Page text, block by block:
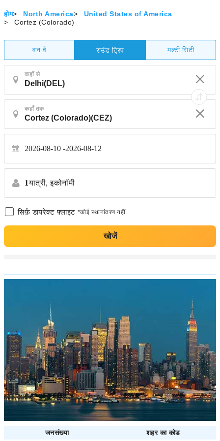
होम> North America>
United States of America
>
Cortez (Colorado)
वन वे राउंड ट्रिप मल्टी सिटी
कहाँ से
कहाँ तक
2026-08-10 2026-08-12
1यात्री, इकोनॉमी
सिर्फ़ डायरेक्ट फ़्लाइट *कोई स्थानांतरण नहीं
खोजें
जनसंख्या शहर का कोड